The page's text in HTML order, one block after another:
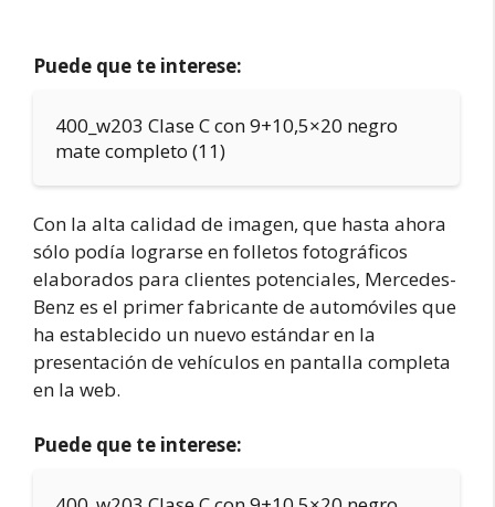
Puede que te interese:
400_w203 Clase C con 9+10,5×20 negro
mate completo (11)
Con la alta calidad de imagen, que hasta ahora
sólo podía lograrse en folletos fotográficos
elaborados para clientes potenciales, Mercedes-
Benz es el primer fabricante de automóviles que
ha establecido un nuevo estándar en la
presentación de vehículos en pantalla completa
en la web.
Puede que te interese: